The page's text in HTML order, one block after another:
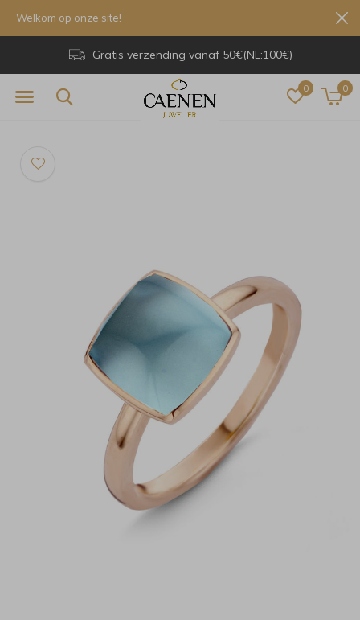
0 0
Gratis verzending vanaf 50€(NL:100€)
Welkom op onze site!